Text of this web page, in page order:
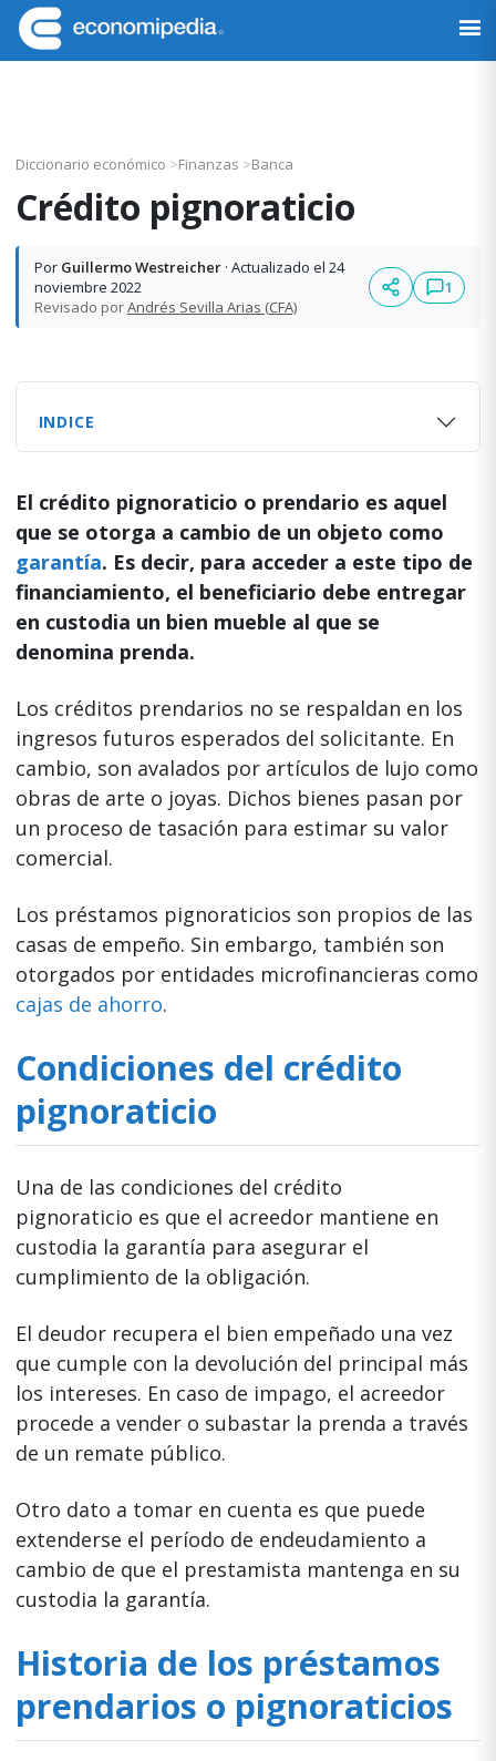
Saltar
a
la
Saltar
al
contenido
Saltar
a
la
Saltar
al
pie
Economipedia
Haciendo
Diccionario económico >Finanzas >Banca
Crédito pignoraticio
Por Guillermo Westreicher· Actualizado el 24
noviembre 2022
Revisado porAndrés Sevilla Arias (CFA)
1
INDICE
El crédito pignoraticio o prendario es aquel
que se otorga a cambio de un objeto como
garantía. Es decir, para acceder a este tipo de
financiamiento, el beneficiario debe entregar
en custodia un bien mueble al que se
denomina prenda.
Los créditos prendarios no se respaldan en los
ingresos futuros esperados del solicitante. En
cambio, son avalados por artículos de lujo como
obras de arte o joyas. Dichos bienes pasan por
un proceso de tasación para estimar su valor
comercial.
Los préstamos pignoraticios son propios de las
casas de empeño. Sin embargo, también son
otorgados por entidades microfinancieras como
cajas de ahorro.
Condiciones del crédito
pignoraticio
Una de las condiciones del crédito
pignoraticio es que el acreedor mantiene en
custodia la garantía para asegurar el
cumplimiento de la obligación.
El deudor recupera el bien empeñado una vez
que cumple con la devolución del principal más
los intereses. En caso de impago, el acreedor
procede a vender o subastar la prenda a través
de un remate público.
Otro dato a tomar en cuenta es que puede
extenderse el período de endeudamiento a
cambio de que el prestamista mantenga en su
custodia la garantía.
Historia de los préstamos
prendarios o pignoraticios